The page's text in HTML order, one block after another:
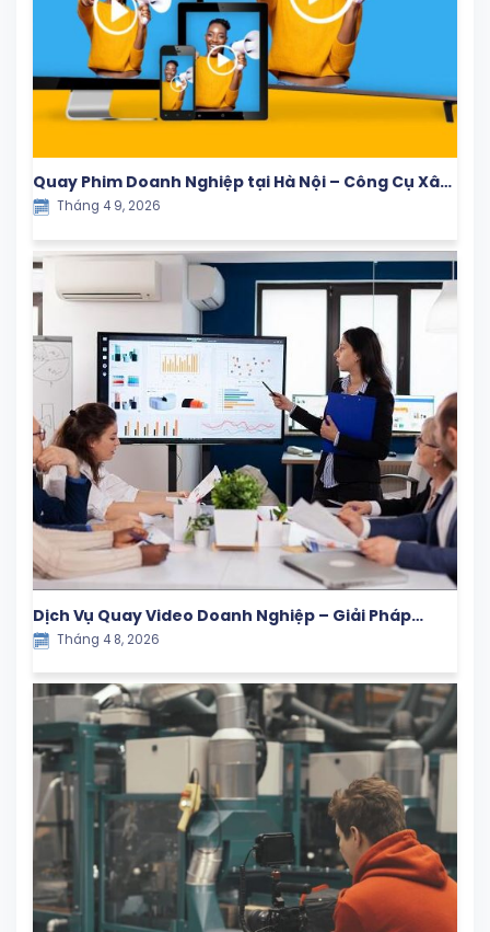
Quay Phim Doanh Nghiệp tại Hà Nội – Công Cụ Xây
Dựng Thương Hiệu & Tăng Trưởng Bền Vững
Tháng 4 9, 2026
Dịch Vụ Quay Video Doanh Nghiệp – Giải Pháp
Truyền Thông Hiệu Quả Cho Thương Hiệu Hiện Đại
Tháng 4 8, 2026